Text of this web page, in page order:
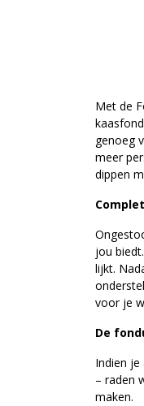
Met de
genoeg
meer
dippen
jou
lijkt.
voor je
De
Indien
– raden
maken.